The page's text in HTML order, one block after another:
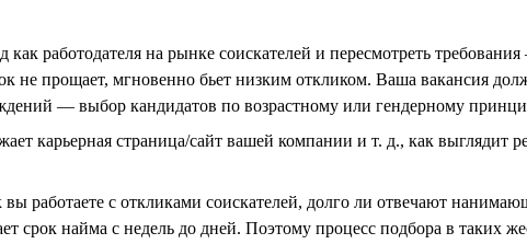
работодателя на рынке соискателей и пересмотреть
прощает, мгновенно бьет низким откликом. Ваша вакансия
— выбор кандидатов по возрастному или гендерному
карьерная страница/сайт вашей компании и т. д., как выглядит
работаете с откликами соискателей, долго ли отвечают
срок найма с недель до дней. Поэтому процесс подбора в таких